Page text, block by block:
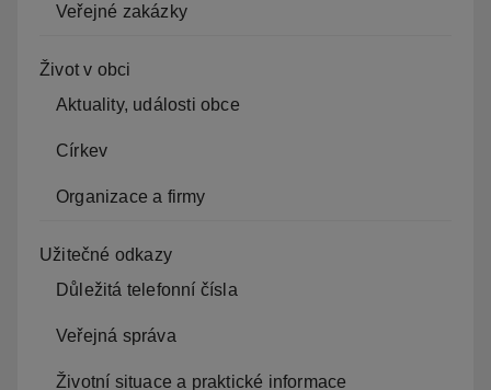
Veřejné zakázky
Život v obci
Aktuality, události obce
Církev
Organizace a firmy
Užitečné odkazy
Důležitá telefonní čísla
Veřejná správa
Životní situace a praktické informace